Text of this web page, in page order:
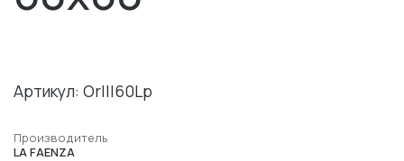
Артикул: OrIll60Lp
Производитель
LA FAENZA